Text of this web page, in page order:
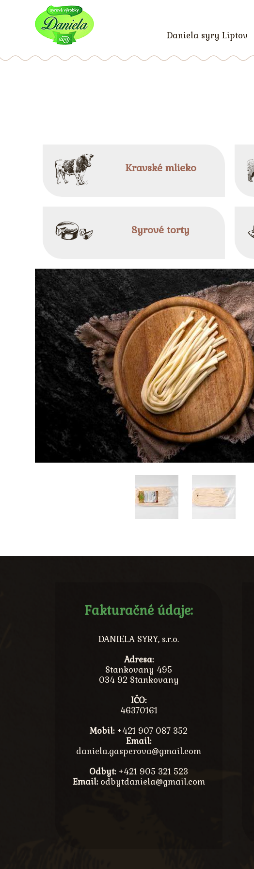
Daniela syry Liptov
Kravské mlieko
Syrové torty
Fakturačné údaje:
DANIELA SYRY, s.r.o.
Adresa:
Stankovany 495
034 92 Stankovany
IČO:
46370161
Mobil:+421 907 087 352
Email:
daniela.gasperova@gmail.com
Odbyt:+421 905 321 523
Email:odbytdaniela@gmail.com